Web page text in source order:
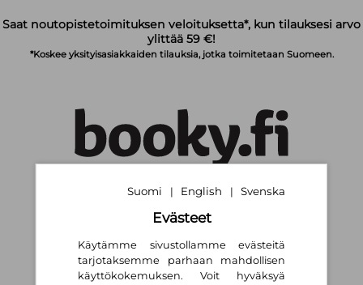
Saat noutopistetoimituksen veloituksetta*, kun tilauksesi arvo
ylittää 59 €!
*Koskee yksityisasiakkaiden tilauksia, jotka toimitetaan Suomeen.
Suomi | English | Svenska
Suomi | English | Svenska
Evästeet
Käytämme sivustollamme evästeitä
tarjotaksemme parhaan mahdollisen
käyttökokemuksen. Voit hyväksyä